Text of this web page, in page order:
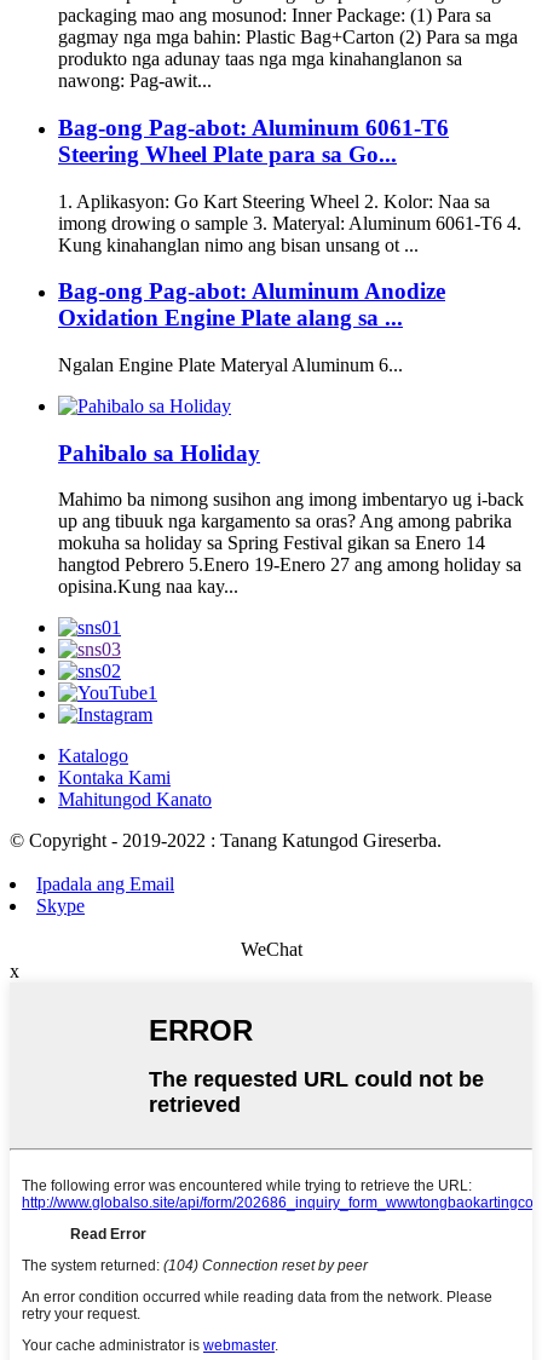
packaging mao ang mosunod: Inner Package: (1) Para sa
gagmay nga mga bahin: Plastic Bag+Carton (2) Para sa mga
produkto nga adunay taas nga mga kinahanglanon sa
nawong: Pag-awit...
Bag-ong Pag-abot: Aluminum 6061-T6
Steering Wheel Plate para sa Go...
1. Aplikasyon: Go Kart Steering Wheel 2. Kolor: Naa sa
imong drowing o sample 3. Materyal: Aluminum 6061-T6 4.
Kung kinahanglan nimo ang bisan unsang ot ...
Bag-ong Pag-abot: Aluminum Anodize
Oxidation Engine Plate alang sa ...
Ngalan Engine Plate Materyal Aluminum 6...
Pahibalo sa Holiday
Mahimo ba nimong susihon ang imong imbentaryo ug i-back
up ang tibuuk nga kargamento sa oras? Ang among pabrika
mokuha sa holiday sa Spring Festival gikan sa Enero 14
hangtod Pebrero 5.Enero 19-Enero 27 ang among holiday sa
opisina.Kung naa kay...
Katalogo
Kontaka Kami
Mahitungod Kanato
© Copyright - 2019-2022 : Tanang Katungod Gireserba.
Ipadala ang Email
Skype
WeChat
x